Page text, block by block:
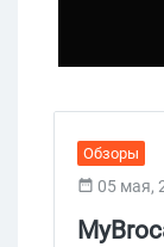
Обзоры
05 мая,